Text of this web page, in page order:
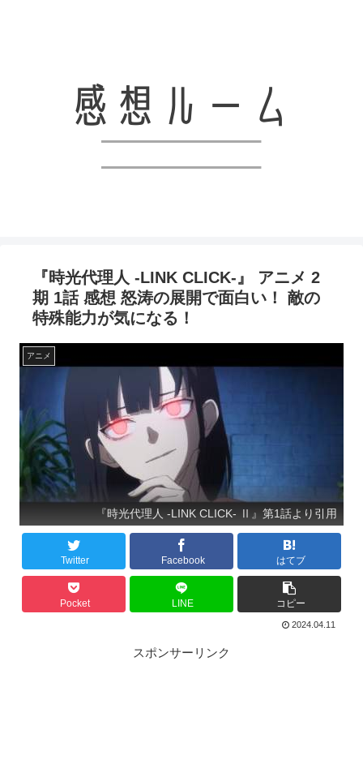
『時光代理人 -LINK CLICK-』 アニメ 2
期 1話 感想 怒涛の展開で面白い！ 敵の
特殊能力が気になる！
アニメ
『時光代理人 -LINK CLICK- Ⅱ』第1話より引用
Twitter Facebook はてブ
Pocket LINE コピー
2024.04.11
スポンサーリンク